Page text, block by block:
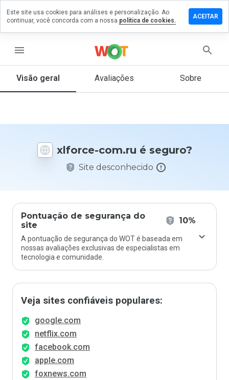
menu
Visão geral Avaliações Sobre
xlforce-com.ru é seguro?
Site desconhecido
Pontuação de segurança do
site
10%
A pontuação de segurança do WOT é baseada em
nossas avaliações exclusivas de especialistas em
tecnologia e comunidade.
Veja sites confiáveis populares:
google.com
netflix.com
facebook.com
apple.com
foxnews.com
um
a 5,
Este site usa cookies para análises e personalização. Ao
continuar, você concorda com a nossa política de cookies.
ACEITAR